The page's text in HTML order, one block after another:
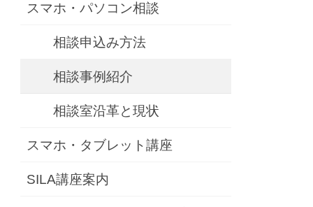
スマホ・パソコン相談
相談申込み方法
相談事例紹介
相談室沿革と現状
スマホ・タブレット講座
SILA講座案内